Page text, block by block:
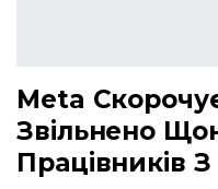
Meta
Звільнено
Працівників З